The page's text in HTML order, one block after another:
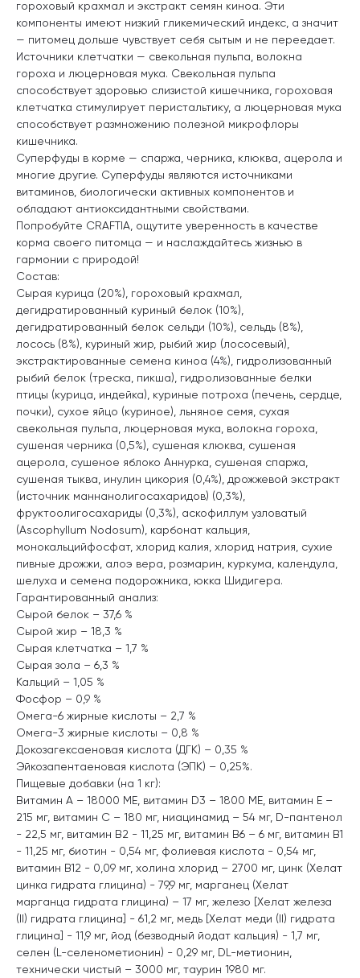
гороховый крахмал и экстракт семян киноа. Эти
компоненты имеют низкий гликемический индекс, а значит
— питомец дольше чувствует себя сытым и не переедает.
Источники клетчатки — свекольная пульпа, волокна
гороха и люцерновая мука. Свекольная пульпа
способствует здоровью слизистой кишечника, гороховая
клетчатка стимулирует перистальтику, а люцерновая мука
способствует размножению полезной микрофлоры
кишечника.
Суперфуды в корме — спаржа, черника, клюква, ацерола и
многие другие. Суперфуды являются источниками
витаминов, биологически активных компонентов и
обладают антиоксидантными свойствами.
Попробуйте CRAFTIA, ощутите уверенность в качестве
корма своего питомца — и наслаждайтесь жизнью в
гармонии с природой!
Состав:
Сырая курица (20%), гороховый крахмал,
дегидратированный куриный белок (10%),
дегидратированный белок сельди (10%), сельдь (8%),
лосось (8%), куриный жир, рыбий жир (лососевый),
экстрактированные семена киноа (4%), гидролизованный
рыбий белок (треска, пикша), гидролизованные белки
птицы (курица, индейка), куриные потроха (печень, сердце,
почки), сухое яйцо (куриное), льняное семя, сухая
свекольная пульпа, люцерновая мука, волокна гороха,
сушеная черника (0,5%), сушеная клюква, сушеная
ацерола, сушеное яблоко Аннурка, сушеная спаржа,
сушеная тыква, инулин цикория (0,4%), дрожжевой экстракт
(источник маннанолигосахаридов) (0,3%),
фруктоолигосахариды (0,3%), аскофиллум узловатый
(Ascophyllum Nodosum), карбонат кальция,
монокальцийфосфат, хлорид калия, хлорид натрия, сухие
пивные дрожжи, алоэ вера, розмарин, куркума, календула,
шелуха и семена подорожника, юкка Шидигера.
Гарантированный анализ:
Сырой белок – 37,6 %
Сырой жир – 18,3 %
Сырая клетчатка – 1,7 %
Сырая зола – 6,3 %
Кальций – 1,05 %
Фосфор – 0,9 %
Омега-6 жирные кислоты – 2,7 %
Омега-3 жирные кислоты – 0,8 %
Докозагексаеновая кислота (ДГК) – 0,35 %
Эйкозапентаеновая кислота (ЭПК) – 0,25%.
Пищевые добавки (на 1 кг):
Витамин А – 18000 ME, витамин D3 – 1800 ME, витамин Е –
215 мг, витамин С – 180 мг, ниацинамид – 54 мг, D-пантенол
- 22,5 мг, витамин B2 - 11,25 мг, витамин B6 – 6 мг, витамин B1
- 11,25 мг, биотин - 0,54 мг, фолиевая кислота - 0,54 мг,
витамин B12 - 0,09 мг, холина хлорид – 2700 мг, цинк (Хелат
цинка гидрата глицина) - 79,9 мг, марганец (Хелат
марганца гидрата глицина) – 17 мг, железо [Хелат железа
(II) гидрата глицина] - 61,2 мг, медь [Хелат меди (II) гидрата
глицина] - 11,9 мг, йод (безводный йодат кальция) - 1,7 мг,
селен (L-селенометионин) - 0,29 мг, DL-метионин,
технически чистый – 3000 мг, таурин 1980 мг.